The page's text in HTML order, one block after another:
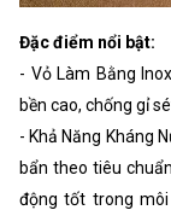
Đặc điểm nổi bật:
- Vỏ Làm Bằng
bền cao, chống gỉ
- Khả Năng Kháng
bẩn theo tiêu
động tốt trong